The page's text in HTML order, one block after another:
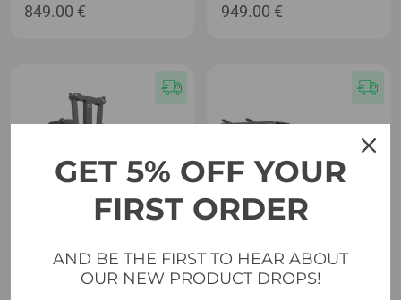
849.00 € 949.00 €
GET 5% OFF YOUR
FIRST ORDER
AND BE THE FIRST TO HEAR ABOUT
OUR NEW PRODUCT DROPS!